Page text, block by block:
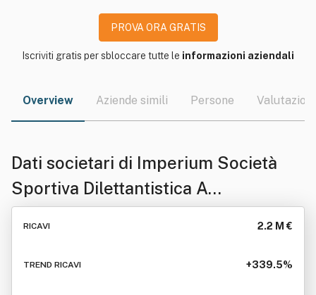
PROVA ORA GRATIS
Iscriviti gratis per sbloccare tutte le informazioni aziendali
Overview Aziende simili Persone Valutazioni
Dati societari di Imperium Società
Sportiva Dilettantistica A
Responsabilita' Limitata In Breve
RICAVI 2.2 M €
TREND RICAVI +339.5%